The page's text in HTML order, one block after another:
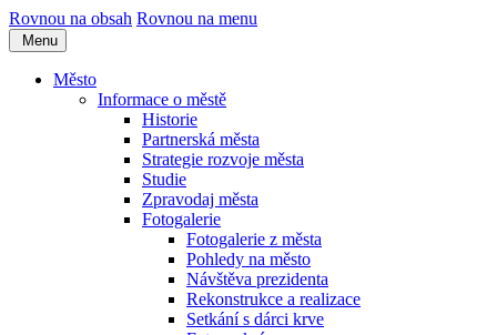
Rovnou na obsah Rovnou na menu
Menu
Město
Informace o městě
Historie
Partnerská města
Strategie rozvoje města
Studie
Zpravodaj města
Fotogalerie
Fotogalerie z města
Pohledy na město
Návštěva prezidenta
Rekonstrukce a realizace
Setkání s dárci krve